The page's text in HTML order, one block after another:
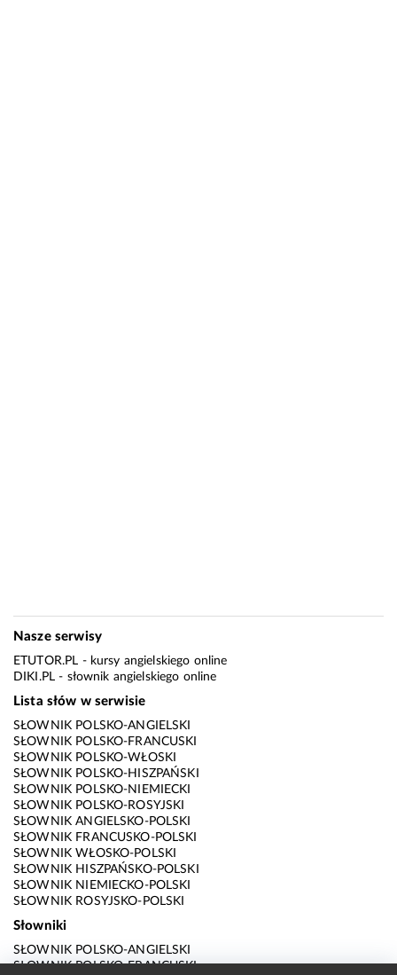
Nasze serwisy
ETUTOR.PL - kursy angielskiego online
DIKI.PL - słownik angielskiego online
Lista słów w serwisie
SŁOWNIK POLSKO-ANGIELSKI
SŁOWNIK POLSKO-FRANCUSKI
SŁOWNIK POLSKO-WŁOSKI
SŁOWNIK POLSKO-HISZPAŃSKI
SŁOWNIK POLSKO-NIEMIECKI
SŁOWNIK POLSKO-ROSYJSKI
SŁOWNIK ANGIELSKO-POLSKI
SŁOWNIK FRANCUSKO-POLSKI
SŁOWNIK WŁOSKO-POLSKI
SŁOWNIK HISZPAŃSKO-POLSKI
SŁOWNIK NIEMIECKO-POLSKI
SŁOWNIK ROSYJSKO-POLSKI
Słowniki
SŁOWNIK POLSKO-ANGIELSKI
SŁOWNIK POLSKO-FRANCUSKI